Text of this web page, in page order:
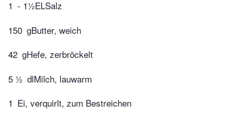
1 - 1½ELSalz
150 gButter, weich
42 gHefe, zerbröckelt
5 ½ dlMilch, lauwarm
1 Ei, verquirlt, zum Bestreichen